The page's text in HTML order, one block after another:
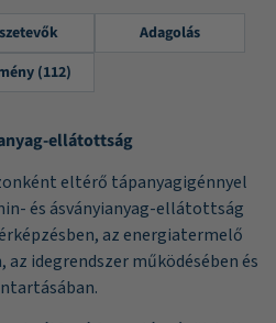
Adagolás
(112)
ellátottság
eltérő tápanyagigénnyel
és ásványianyag-ellátottság
az energiatermelő
idegrendszer működésében és